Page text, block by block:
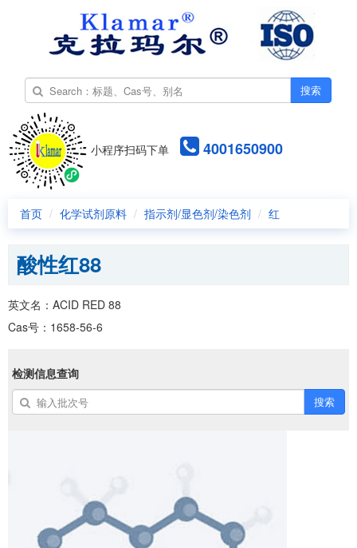
搜索
小程序扫码下单 4001650900
首页 化学试剂原料 指示剂/显色剂/染色剂 红
酸性红88
英文名：ACID RED 88
Cas号：1658-56-6
检测信息查询
搜索